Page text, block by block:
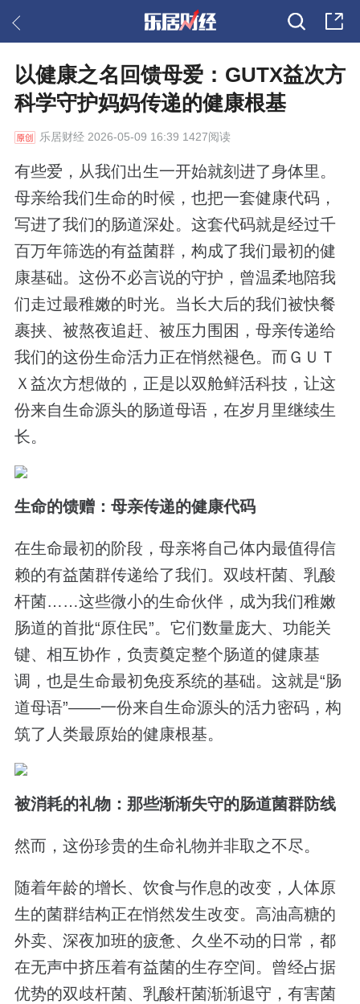
以健康之名回馈母爱：GUTX益次方
科学守护妈妈传递的健康根基
乐居财经2026-05-09 16:39 1427阅读
有些爱，从我们出生一开始就刻进了身体里。
母亲给我们生命的时候，也把一套健康代码，
写进了我们的肠道深处。这套代码就是经过千
百万年筛选的有益菌群，构成了我们最初的健
康基础。这份不必言说的守护，曾温柔地陪我
们走过最稚嫩的时光。当长大后的我们被快餐
裹挟、被熬夜追赶、被压力围困，母亲传递给
我们的这份生命活力正在悄然褪色。而ＧＵＴ
Ｘ益次方想做的，正是以双舱鲜活科技，让这
份来自生命源头的肠道母语，在岁月里继续生
长。
生命的馈赠：母亲传递的健康代码
在生命最初的阶段，母亲将自己体内最值得信
赖的有益菌群传递给了我们。双歧杆菌、乳酸
杆菌……这些微小的生命伙伴，成为我们稚嫩
肠道的首批“原住民”。它们数量庞大、功能关
键、相互协作，负责奠定整个肠道的健康基
调，也是生命最初免疫系统的基础。这就是“肠
道母语”——一份来自生命源头的活力密码，构
筑了人类最原始的健康根基。
被消耗的礼物：那些渐渐失守的肠道菌群防线
然而，这份珍贵的生命礼物并非取之不尽。
随着年龄的增长、饮食与作息的改变，人体原
生的菌群结构正在悄然发生改变。高油高糖的
外卖、深夜加班的疲惫、久坐不动的日常，都
在无声中挤压着有益菌的生存空间。曾经占据
优势的双歧杆菌、乳酸杆菌渐渐退守，有害菌